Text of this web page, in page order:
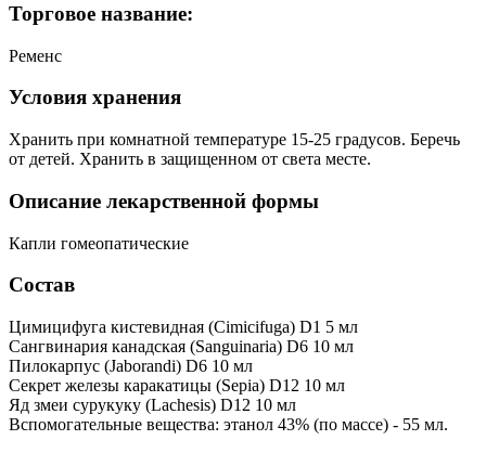
Торговое название:
Ременс
Условия хранения
Хранить при комнатной температуре 15-25 градусов. Беречь
от детей. Хранить в защищенном от света месте.
Описание лекарственной формы
Капли гомеопатические
Состав
Цимицифуга кистевидная (Cimicifuga) D1 5 мл
Сангвинария канадская (Sanguinaria) D6 10 мл
Пилокарпус (Jaborandi) D6 10 мл
Секрет железы каракатицы (Sepia) D12 10 мл
Яд змеи сурукуку (Lachesis) D12 10 мл
Вспомогательные вещества: этанол 43% (по массе) - 55 мл.